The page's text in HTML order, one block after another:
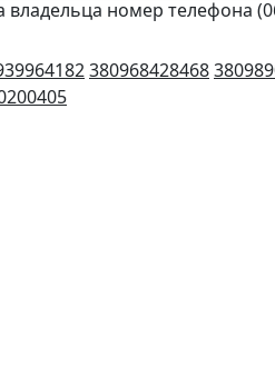
владельца номер телефона
380968428468